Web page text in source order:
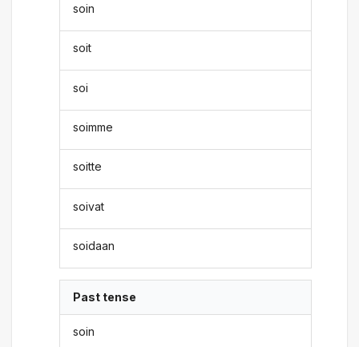
soin
soit
soi
soimme
soitte
soivat
soidaan
Past tense
soin